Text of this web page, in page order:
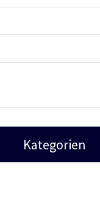
Kategorien